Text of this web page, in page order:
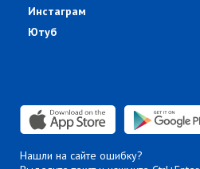
Инстаграм
Ютуб
Нашли на сайте ошибку?